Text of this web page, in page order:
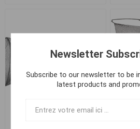
Newsletter
Subscribe to our newsletter to be
latest products and